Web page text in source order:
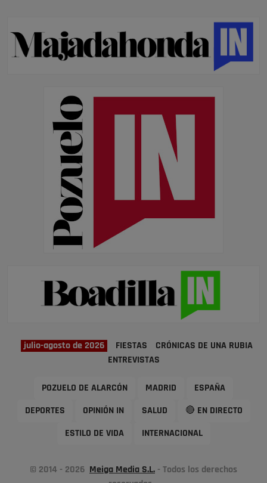
julio-agosto de 2026 FIESTAS
CRÓNICAS DE UNA RUBIA
ENTREVISTAS
POZUELO DE ALARCÓN MADRID ESPAÑA
DEPORTES OPINIÓN IN SALUD 🔴 EN DIRECTO
ESTILO DE VIDA INTERNACIONAL
© 2014 - 2026 Meiga Media S.L. - Todos los derechos